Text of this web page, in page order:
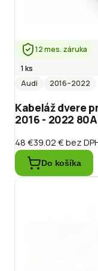
12 mes. záruka
1 ks
Audi
2016–2022
Kabeláž dvere
2016 - 2022
48 €39.02 €bez
Do košíka